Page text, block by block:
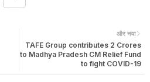
और नया
TAFE Group contributes 2 Crores
to Madhya Pradesh CM Relief Fund
to fight COVID-19